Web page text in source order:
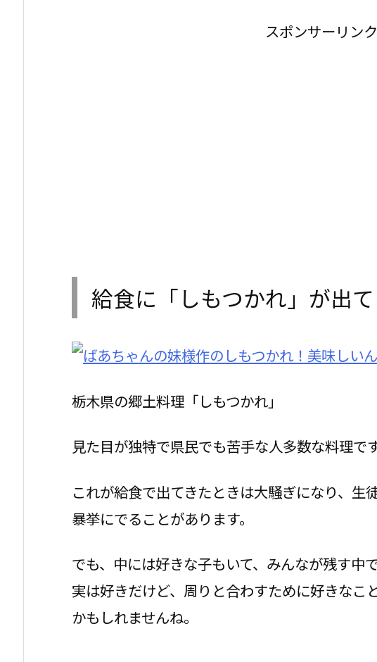
スポンサーリンク
給食に「しもつかれ」が出
栃木県の郷土料理「しもつかれ」
見た目が独特で県民でも苦手な人多数な料理です
これが給食で出てきたときは大騒ぎになり、生
暴挙にでることがあります。
でも、中には好きな子もいて、みんなが残す中
実は好きだけど、周りと合わすために好きなこ
かもしれませんね。